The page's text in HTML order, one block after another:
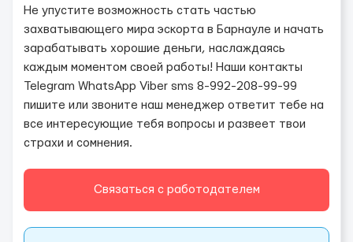
Не упустите возможность стать частью
захватывающего мира эскорта в Барнауле и начать
зарабатывать хорошие деньги, наслаждаясь
каждым моментом своей работы! Наши контакты
Telegram WhatsApp Viber sms 8-992-208-99-99
пишите или звоните наш менеджер ответит тебе на
все интересующие тебя вопросы и развеет твои
страхи и сомнения.
Связаться с работодателем